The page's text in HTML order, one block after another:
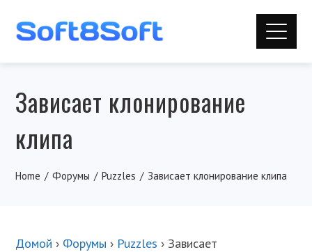
Зависает клонирование
клипа
Home Форумы Puzzles Зависает клонирование клипа
Домой › Форумы › Puzzles › Зависает